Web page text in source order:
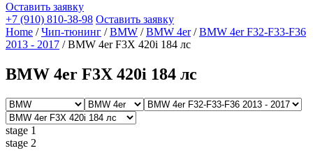
Оставить заявку
+7 (910) 810-38-98 Оставить заявку
Home /Чип-тюнинг /BMW /BMW 4er/BMW 4er F32-F33-F36
2013 - 2017 / BMW 4er F3X 420i 184 лс
BMW 4er F3X 420i 184 лс
stage 1
stage 2